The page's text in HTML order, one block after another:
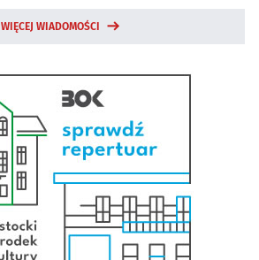
WIĘCEJ WIADOMOŚCI